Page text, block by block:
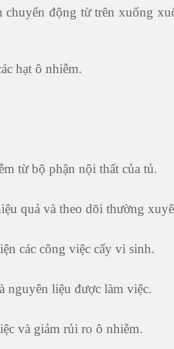
động từ trên xuống
hạt ô nhiễm.
từ bộ phận nội thất của tủ.
quả và theo dõi thường
các công việc cấy vi sinh.
nguyên liệu được làm việc.
và giảm rủi ro ô nhiễm.